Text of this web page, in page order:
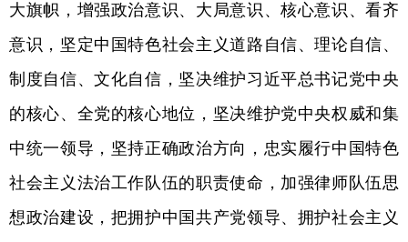
大旗帜，增强政治意识、大局意识、核心意识、看齐
意识，坚定中国特色社会主义道路自信、理论自信、
制度自信、文化自信，坚决维护习近平总书记党中央
的核心、全党的核心地位，坚决维护党中央权威和集
中统一领导，坚持正确政治方向，忠实履行中国特色
社会主义法治工作队伍的职责使命，加强律师队伍思
想政治建设，把拥护中国共产党领导、拥护社会主义